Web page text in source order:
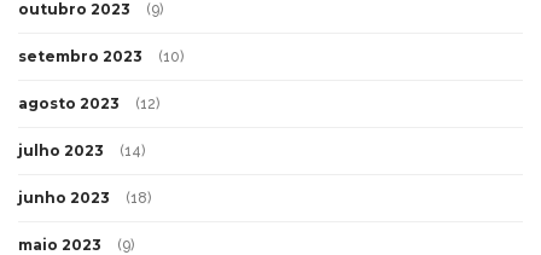
outubro 2023 (9)
setembro 2023 (10)
agosto 2023 (12)
julho 2023 (14)
junho 2023 (18)
maio 2023 (9)